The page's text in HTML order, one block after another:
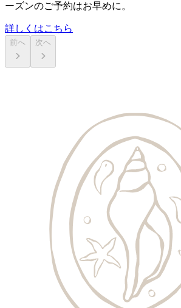
ーズンのご予約はお早めに。
詳しくはこちら
前へ 次へ